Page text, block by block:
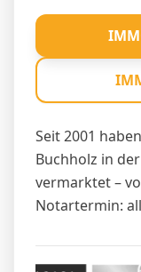
Seit 2001
Buchholz in
vermarktet –
Notartermin: